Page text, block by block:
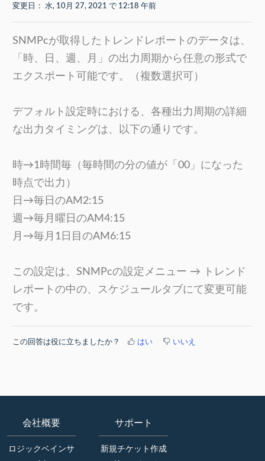
変更日： 水, 10月 27, 2021 で 12:18 午前
SNMPcが取得したトレンドレポートのデータは、
「時、日、週、月」の出力周期から任意の形式で
エクスポート可能です。（複数選択可）
デフォルト設定時における、各種出力周期の詳細
な出力タイミングは、以下の通りです。
時→1時間毎（毎時間の分の値が「00」になった
時点で出力）
日→毎日のAM2:15
週→毎月曜日のAM4:15
月→毎月1日目のAM6:15
この設定は、SNMPcの設定メニュー → トレンド
レポートの中の、スケジュールタブにて変更可能
です。
この回答は役に立ちましたか？ はい いいえ
会社概要
ロジックベインサ
サポート
新規チケット作成